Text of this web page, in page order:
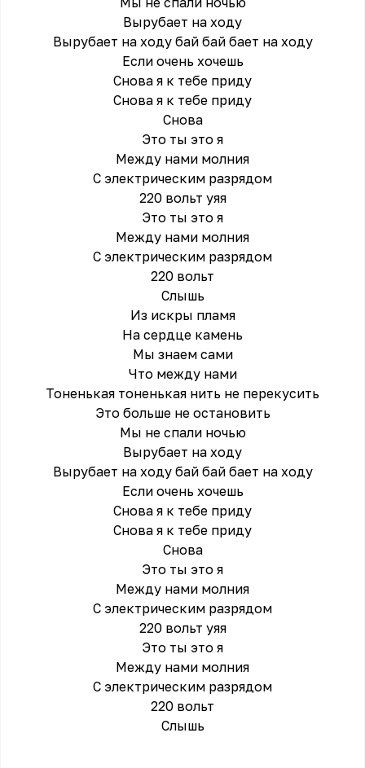
Вырубает на ходу
Вырубает на ходу бай бай бает на ходу
Если очень хочешь
Снова я к тебе приду
Снова я к тебе приду
Снова
Это ты это я
Между нами молния
С электрическим разрядом
220 вольт уяя
Это ты это я
Между нами молния
С электрическим разрядом
220 вольт
Слышь
Из искры пламя
На сердце камень
Мы знаем сами
Что между нами
Тоненькая тоненькая нить не перекусить
Это больше не остановить
Мы не спали ночью
Вырубает на ходу
Вырубает на ходу бай бай бает на ходу
Если очень хочешь
Снова я к тебе приду
Снова я к тебе приду
Снова
Это ты это я
Между нами молния
С электрическим разрядом
220 вольт уяя
Это ты это я
Между нами молния
С электрическим разрядом
220 вольт
Слышь